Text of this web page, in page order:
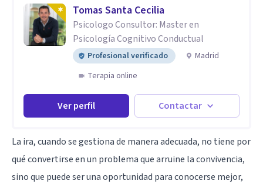
Tomas Santa Cecilia
Psicologo Consultor: Master en
Psicología Cognitivo Conductual
Profesional verificado
Madrid
Terapia online
Ver perfil Contactar
La ira, cuando se gestiona de manera adecuada, no tiene por
qué convertirse en un problema que arruine la convivencia,
sino que puede ser una oportunidad para conocerse mejor,